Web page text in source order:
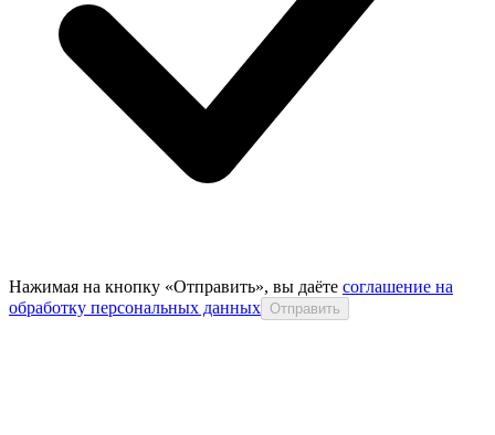
Нажимая на кнопку «Отправить», вы даёте соглашение на
обработку персональных данных Отправить